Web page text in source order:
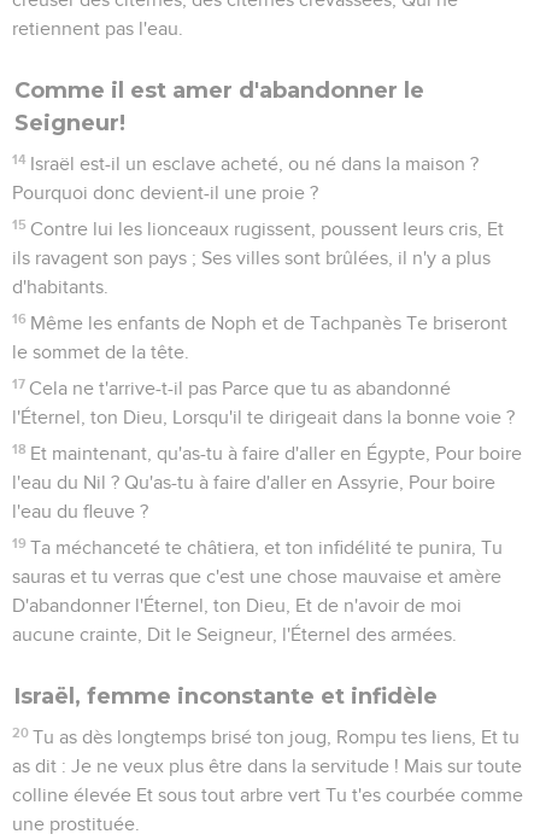
retiennent pas l'eau.
Comme il est amer d'abandonner le
Seigneur!
14 Israël est-il un esclave acheté, ou né dans la maison ?
Pourquoi donc devient-il une proie ?
15 Contre lui les lionceaux rugissent, poussent leurs cris, Et
ils ravagent son pays ; Ses villes sont brûlées, il n'y a plus
d'habitants.
16 Même les enfants de Noph et de Tachpanès Te briseront
le sommet de la tête.
17 Cela ne t'arrive-t-il pas Parce que tu as abandonné
l'Éternel, ton Dieu, Lorsqu'il te dirigeait dans la bonne voie ?
18 Et maintenant, qu'as-tu à faire d'aller en Égypte, Pour boire
l'eau du Nil ? Qu'as-tu à faire d'aller en Assyrie, Pour boire
l'eau du fleuve ?
19 Ta méchanceté te châtiera, et ton infidélité te punira, Tu
sauras et tu verras que c'est une chose mauvaise et amère
D'abandonner l'Éternel, ton Dieu, Et de n'avoir de moi
aucune crainte, Dit le Seigneur, l'Éternel des armées.
Israël, femme inconstante et infidèle
20 Tu as dès longtemps brisé ton joug, Rompu tes liens, Et tu
as dit : Je ne veux plus être dans la servitude ! Mais sur toute
colline élevée Et sous tout arbre vert Tu t'es courbée comme
une prostituée.